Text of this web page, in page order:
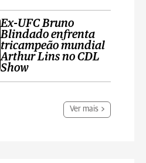
Ex-UFC Bruno
Blindado enfrenta
tricampeão mundial
Arthur Lins no CDL
Show
Ver mais